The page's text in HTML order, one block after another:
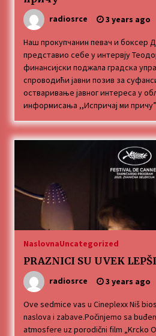
MEDALJE ZA
SCENI!
4 months ago
“ИМА РУПА ДА
4 months ago
Karatisti
Prvenstvu regiona
5 months ago
ОБАВЕШТЕЊЕ
Specijalna
gostovanje
5 months ago
radiosrce 3 years ago
Наш прокупчанин певач и боксер
представио себе у интервју
финансијски поджала градска
спроводићи јавни позив за
остваривање јавног интереса у
информисања ,,Испричај ми
NaslovnaUncategorized
PRAZNICI SU UVEK
radiosrce 3 years ago
Ove sedmice vas u Cineplexx Niš
naslova i zabave.Počinjemo sa
atmosfere uz porodični film „Krcko